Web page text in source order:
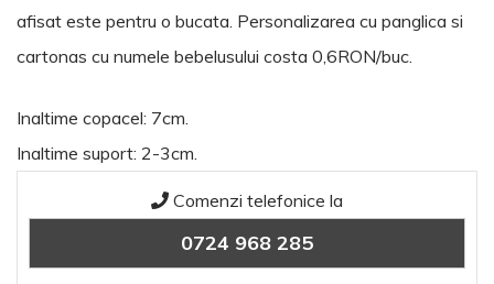
afisat este pentru o bucata. Personalizarea cu panglica si
cartonas cu numele bebelusului costa 0,6RON/buc.
Inaltime copacel: 7cm.
Inaltime suport: 2-3cm.
Comenzi telefonice la
0724 968 285